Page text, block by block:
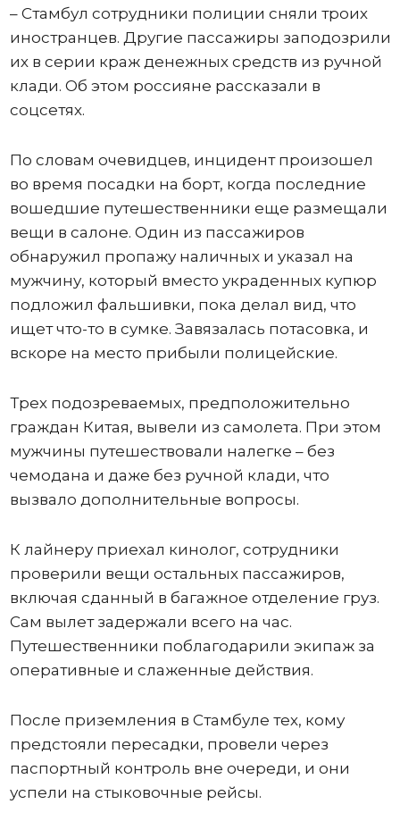
– Стамбул сотрудники полиции сняли троих
иностранцев. Другие пассажиры заподозрили
их в серии краж денежных средств из ручной
клади. Об этом россияне рассказали в
соцсетях.
По словам очевидцев, инцидент произошел
во время посадки на борт, когда последние
вошедшие путешественники еще размещали
вещи в салоне. Один из пассажиров
обнаружил пропажу наличных и указал на
мужчину, который вместо украденных купюр
подложил фальшивки, пока делал вид, что
ищет что-то в сумке. Завязалась потасовка, и
вскоре на место прибыли полицейские.
Трех подозреваемых, предположительно
граждан Китая, вывели из самолета. При этом
мужчины путешествовали налегке – без
чемодана и даже без ручной клади, что
вызвало дополнительные вопросы.
К лайнеру приехал кинолог, сотрудники
проверили вещи остальных пассажиров,
включая сданный в багажное отделение груз.
Сам вылет задержали всего на час.
Путешественники поблагодарили экипаж за
оперативные и слаженные действия.
После приземления в Стамбуле тех, кому
предстояли пересадки, провели через
паспортный контроль вне очереди, и они
успели на стыковочные рейсы.